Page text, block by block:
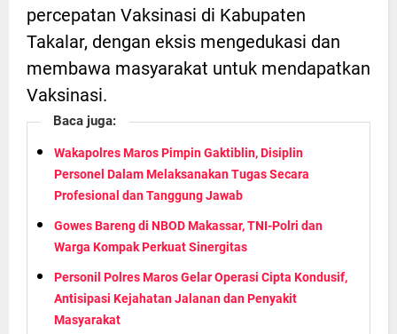
percepatan Vaksinasi di Kabupaten
Takalar, dengan eksis mengedukasi dan
membawa masyarakat untuk mendapatkan
Vaksinasi.
Baca juga:
Wakapolres Maros Pimpin Gaktiblin, Disiplin
Personel Dalam Melaksanakan Tugas Secara
Profesional dan Tanggung Jawab
Gowes Bareng di NBOD Makassar, TNI-Polri dan
Warga Kompak Perkuat Sinergitas
Personil Polres Maros Gelar Operasi Cipta Kondusif,
Antisipasi Kejahatan Jalanan dan Penyakit
Masyarakat